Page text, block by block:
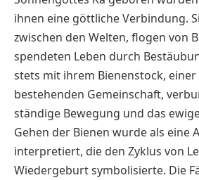
ihnen eine göttliche Verbindung.
zwischen den Welten, flogen von
spendeten Leben durch
stets mit ihrem Bienenstock,
bestehenden Gemeinschaft,
ständige Bewegung und das
Gehen der Bienen wurde als eine
interpretiert, die den Zyklus von
Wiedergeburt symbolisierte. Die